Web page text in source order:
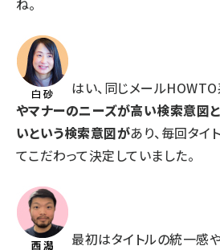
ね。
はい、同じメールHOWTO
やマナーのニーズが高い検索意図
いという検索意図があり、毎回タイ
てこだわって決定していました。
最初はタイトルの統一感